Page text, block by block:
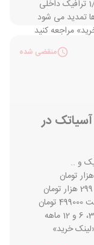
منقضی شده
آسیاتک در
و ..
خرید»